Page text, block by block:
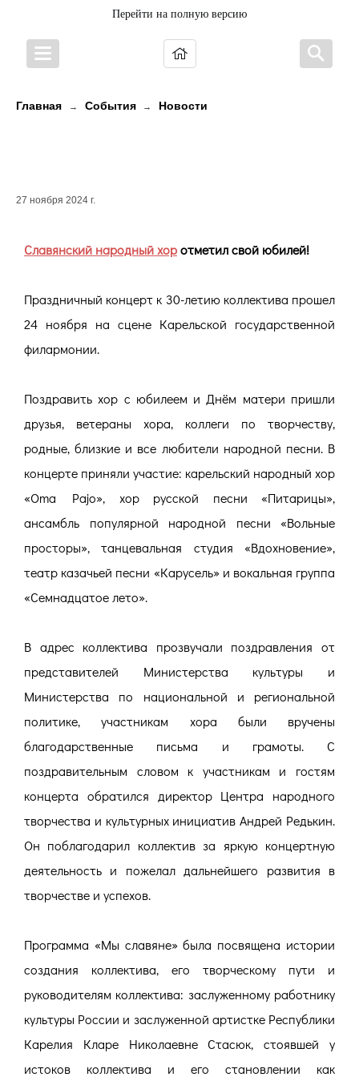
Перейти на полную версию
Главная → События → Новости
27 ноября 2024 г.
Славянский народный хоротметил свой юбилей!
Праздничный концерт к 30-летию коллектива прошел
24 ноября на сцене Карельской государственной
филармонии.
Поздравить хор с юбилеем и Днём матери пришли
друзья, ветераны хора, коллеги по творчеству,
родные, близкие и все любители народной песни. В
концерте приняли участие: карельский народный хор
«Oma Pajo», хор русской песни «Питарицы»,
ансамбль популярной народной песни «Вольные
просторы», танцевальная студия «Вдохновение»,
театр казачьей песни «Карусель» и вокальная группа
«Семнадцатое лето».
В адрес коллектива прозвучали поздравления от
представителей Министерства культуры и
Министерства по национальной и региональной
политике, участникам хора были вручены
благодарственные письма и грамоты. С
поздравительным словом к участникам и гостям
концерта обратился директор Центра народного
творчества и культурных инициатив Андрей Редькин.
Он поблагодарил коллектив за яркую концертную
деятельность и пожелал дальнейшего развития в
творчестве и успехов.
Программа «Мы славяне» была посвящена истории
создания коллектива, его творческому пути и
руководителям коллектива: заслуженному работнику
культуры России и заслуженной артистке Республики
Карелия Кларе Николаевне Стасюк, стоявшей у
истоков коллектива и его становлении как